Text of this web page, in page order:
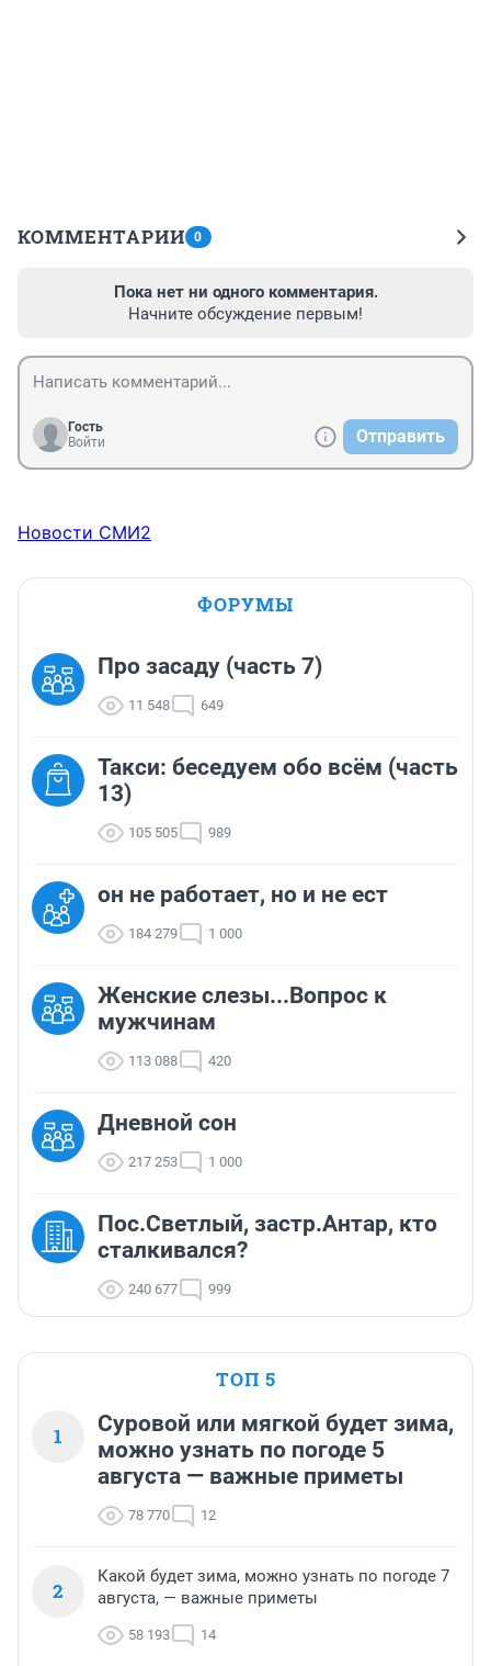
КОММЕНТАРИИ 0
Пока нет ни одного комментария.
Начните обсуждение первым!
Гость
Войти
Отправить
Новости СМИ2
ФОРУМЫ
Про засаду (часть 7)
11 548 649
Такси: беседуем обо всём (часть
13)
105 505 989
он не работает, но и не ест
184 279 1 000
Женские слезы...Вопрос к
мужчинам
113 088 420
Дневной сон
217 253 1 000
Пос.Светлый, застр.Антар, кто
сталкивался?
240 677 999
ТОП 5
1
Суровой или мягкой будет зима,
можно узнать по погоде 5
августа — важные приметы
78 770 12
2
Какой будет зима, можно узнать по погоде 7
августа, — важные приметы
58 193 14